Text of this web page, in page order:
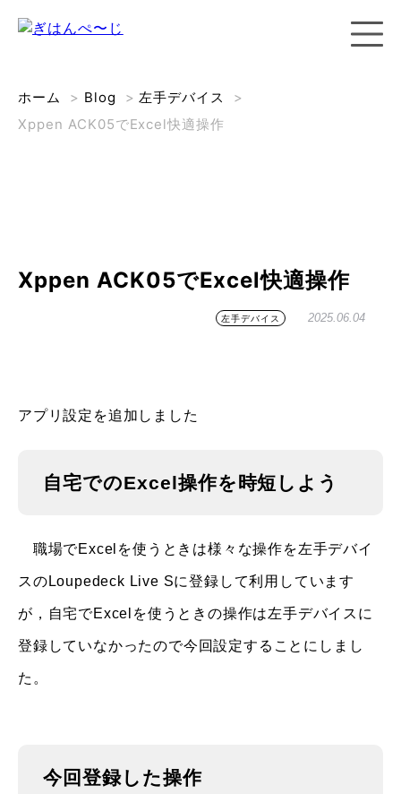
ホーム > Blog >左手デバイス
>
Xppen ACK05でExcel快適操作
Xppen ACK05でExcel快適操作
左手デバイス 2025.06.04
アプリ設定を追加しました
自宅でのExcel操作を時短しよう
職場でExcelを使うときは様々な操作を左手デバイ
スのLoupedeck Live Sに登録して利用しています
が，自宅でExcelを使うときの操作は左手デバイスに
登録していなかったので今回設定することにしまし
た。
今回登録した操作